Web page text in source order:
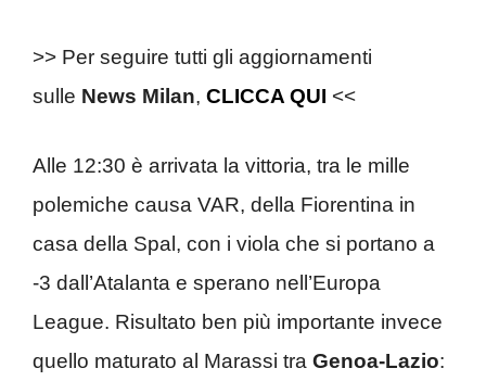
>> Per seguire tutti gli aggiornamenti
sulle News Milan, CLICCA QUI <<
Alle 12:30 è arrivata la vittoria, tra le mille
polemiche causa VAR, della Fiorentina in
casa della Spal, con i viola che si portano a
-3 dall’Atalanta e sperano nell’Europa
League. Risultato ben più importante invece
quello maturato al Marassi tra Genoa-Lazio: